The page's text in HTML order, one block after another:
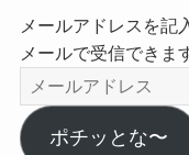
メールアドレスを記
メールで受信できま
メ
ー
ル
ポチッとな〜